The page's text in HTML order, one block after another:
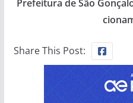
Prefeitura de São
Share This Post: